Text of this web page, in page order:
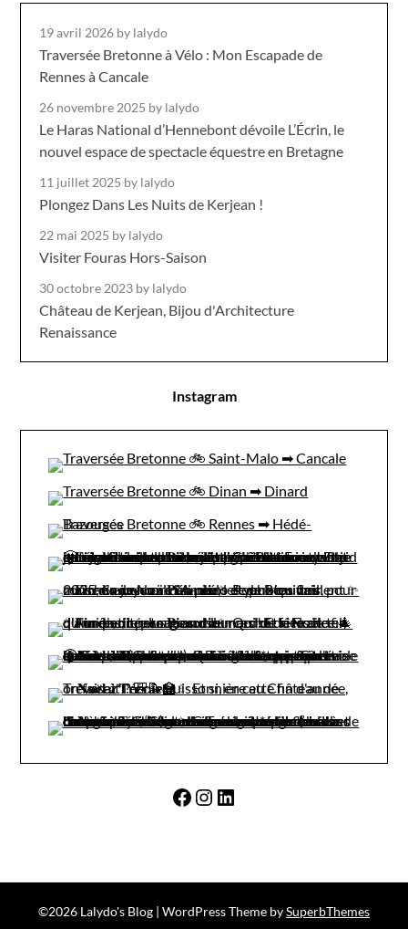
19 avril 2026 by lalydo
Traversée Bretonne à Vélo : Mon Escapade de
Rennes à Cancale
26 novembre 2025 by lalydo
Le Haras National d’Hennebont dévoile L’Écrin, le
nouvel espace de spectacle équestre en Bretagne
11 juillet 2025 by lalydo
Plongez Dans Les Nuits de Kerjean !
22 mai 2025 by lalydo
Visiter Fouras Hors-Saison
30 octobre 2023 by lalydo
Château de Kerjean, Bijou d'Architecture
Renaissance
Instagram
Facebook
Instagram
LinkedIn
©2026 Lalydo's Blog | WordPress Theme bySuperbThemes